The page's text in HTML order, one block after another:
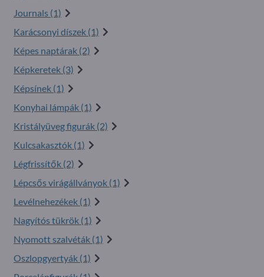
Journals (1)
Karácsonyi díszek (1)
Képes naptárak (2)
Képkeretek (3)
Képsínek (1)
Konyhai lámpák (1)
Kristályüveg figurák (2)
Kulcsakasztók (1)
Légfrissítők (2)
Lépcsős virágállványok (1)
Levélnehezékek (1)
Nagyítós tükrök (1)
Nyomott szalvéták (1)
Oszlopgyertyák (1)